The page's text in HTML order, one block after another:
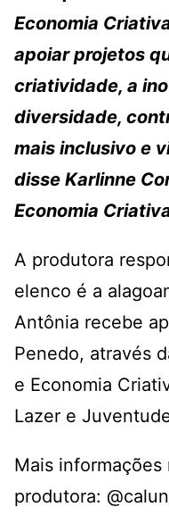
Economia
apoiar projetos
criatividade, a
diversidade,
mais inclusivo e
disse Karlinne
Economia
A produtora
elenco é a
Antônia recebe
Penedo, através
e Economia
Lazer e
Mais
produtora: